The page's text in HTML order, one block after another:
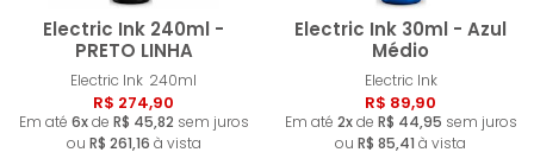
Electric Ink 240ml -
PRETO LINHA
Electric Ink 240ml
R$ 274,90
Em até 6xde R$ 45,82 sem juros
ou R$ 261,16 à vista
Comprar
Electric Ink 30ml - Azul
Médio
Electric Ink
R$ 89,90
Em até 2xde R$ 44,95 sem juros
ou R$ 85,41 à vista